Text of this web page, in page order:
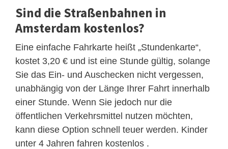
Sind die Straßenbahnen in
Amsterdam kostenlos?
Eine einfache Fahrkarte heißt „Stundenkarte“,
kostet 3,20 € und ist eine Stunde gültig, solange
Sie das Ein- und Auschecken nicht vergessen,
unabhängig von der Länge Ihrer Fahrt innerhalb
einer Stunde. Wenn Sie jedoch nur die
öffentlichen Verkehrsmittel nutzen möchten,
kann diese Option schnell teuer werden. Kinder
unter 4 Jahren fahren kostenlos .